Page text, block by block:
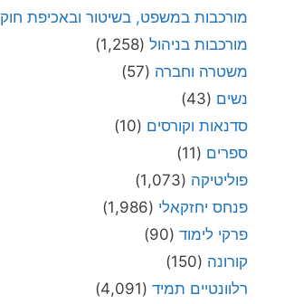
מורכבות במשפט, בשיטור ובאכיפת חוק
מורכבות בניהול (1,258)
משטרה וחברה (57)
נשים (43)
סדנאות וקורסים (10)
ספרים (11)
פוליטיקה (1,073)
פנחס יחזקאלי (1,986)
פרקי לימוד (90)
קורונה (150)
רלוונטיים תמיד (4,091)